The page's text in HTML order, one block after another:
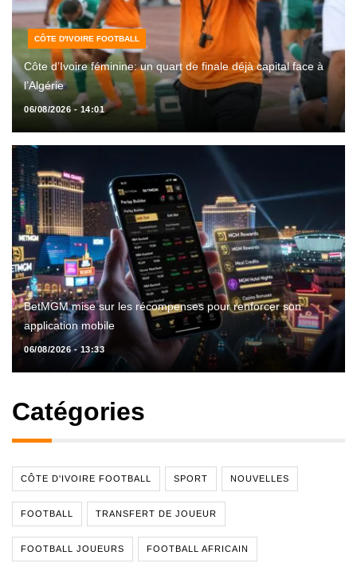
CÔTE D'IVOIRE FOOTBALL
Côte d’Ivoire féminine: un quart de finale déjà capital face à
l’Algérie
06/08/2026 - 14:01
BetMGM mise sur les récompenses pour renforcer son
application mobile
06/08/2026 - 13:33
Catégories
CÔTE D'IVOIRE FOOTBALL SPORT NOUVELLES
FOOTBALL TRANSFERT DE JOUEUR
FOOTBALL JOUEURS FOOTBALL AFRICAIN